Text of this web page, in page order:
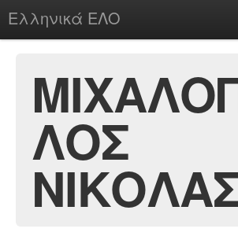
Ελληνικά ΕΛΟ
chesstu.be @ discord
LoginΛΟΣ